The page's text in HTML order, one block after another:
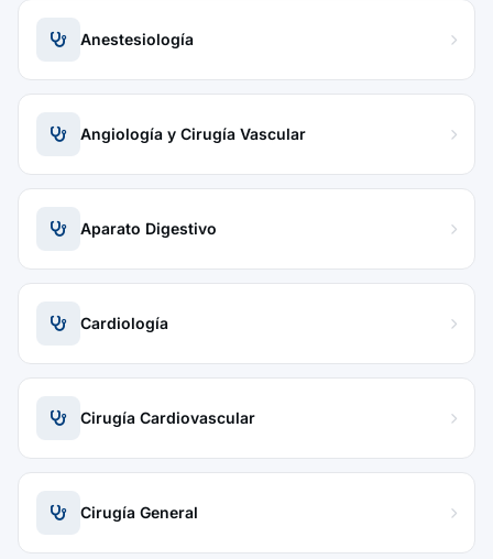
Anestesiología
Angiología y Cirugía Vascular
Aparato Digestivo
Cardiología
Cirugía Cardiovascular
Cirugía General